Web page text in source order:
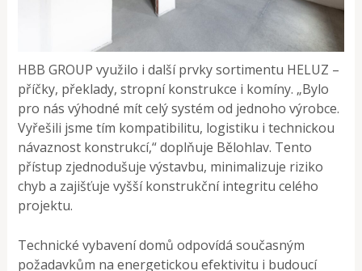
HBB GROUP využilo i další prvky sortimentu HELUZ –
příčky, překlady, stropní konstrukce i komíny. „Bylo
pro nás výhodné mít celý systém od jednoho výrobce.
Vyřešili jsme tím kompatibilitu, logistiku i technickou
návaznost konstrukcí,“ doplňuje Bělohlav. Tento
přístup zjednodušuje výstavbu, minimalizuje riziko
chyb a zajišťuje vyšší konstrukční integritu celého
projektu.
Technické vybavení domů odpovídá současným
požadavkům na energetickou efektivitu i budoucí